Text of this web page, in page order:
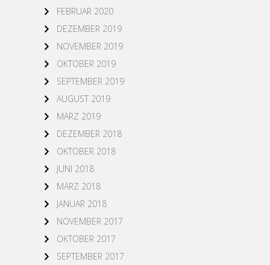
FEBRUAR 2020
DEZEMBER 2019
NOVEMBER 2019
OKTOBER 2019
SEPTEMBER 2019
AUGUST 2019
MÄRZ 2019
DEZEMBER 2018
OKTOBER 2018
JUNI 2018
MÄRZ 2018
JANUAR 2018
NOVEMBER 2017
OKTOBER 2017
SEPTEMBER 2017